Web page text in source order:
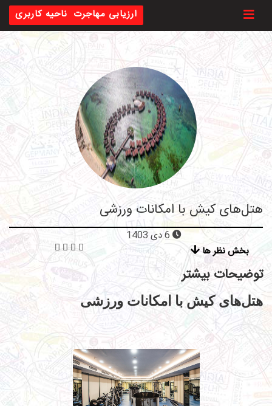
ناحیه کاربری ارزیابی مهاجرت
هتل‌های کیش با امکانات ورزشی
بخش نظر ها
توضیحات بیشتر
هتل‌های کیش با امکانات ورزشی